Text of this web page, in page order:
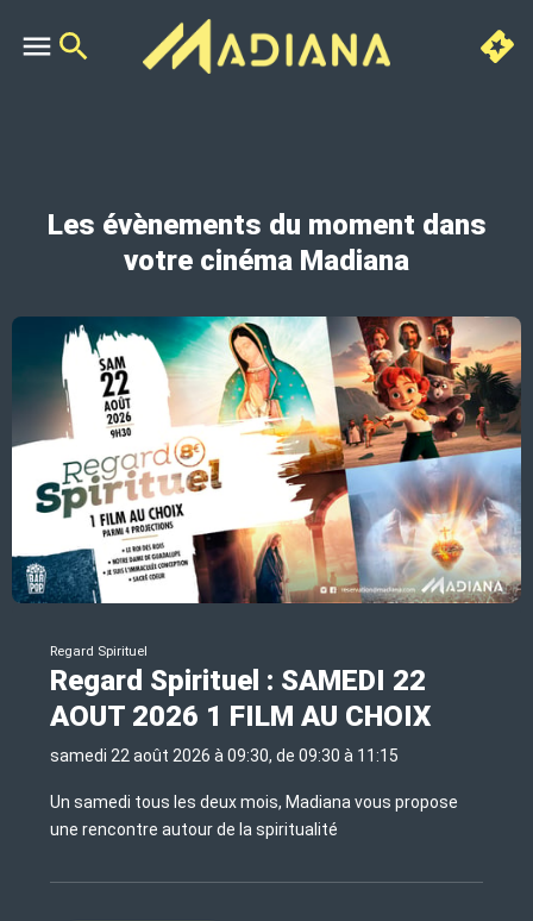
Les évènements du moment dans
votre cinéma Madiana
Regard Spirituel
Regard Spirituel : SAMEDI 22
AOUT 2026 1 FILM AU CHOIX
samedi 22 août 2026 à 09:30, de 09:30 à 11:15
Un samedi tous les deux mois, Madiana vous propose
une rencontre autour de la spiritualité